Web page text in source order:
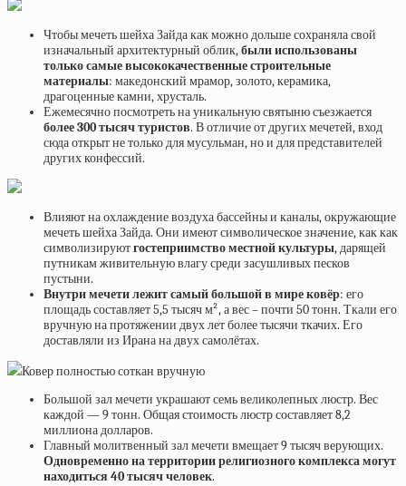
Чтобы мечеть шейха Зайда как можно дольше сохраняла свой
изначальный архитектурный облик,были использованы
только самые высококачественные строительные
материалы: македонский мрамор, золото, керамика,
драгоценные камни, хрусталь.
Ежемесячно посмотреть на уникальную святыню съезжается
более 300 тысяч туристов. В отличие от других мечетей, вход
сюда открыт не только для мусульман, но и для представителей
других конфессий.
Влияют на охлаждение воздуха бассейны и каналы, окружающие
мечеть шейха Зайда. Они имеют символическое значение, как как
символизируютгостеприимство местной культуры, дарящей
путникам живительную влагу среди засушливых песков
пустыни.
Внутри мечети лежит самый большой в мире ковёр: его
площадь составляет 5,5 тысяч м², а вес – почти 50 тонн. Ткали его
вручную на протяжении двух лет более тысячи ткачих. Его
доставляли из Ирана на двух самолётах.
Ковер полностью соткан вручную
Большой зал мечети украшают семь великолепных люстр. Вес
каждой — 9 тонн. Общая стоимость люстр составляет 8,2
миллиона долларов.
Главный молитвенный зал мечети вмещает 9 тысяч верующих.
Одновременно на территории религиозного комплекса могут
находиться 40 тысяч человек.